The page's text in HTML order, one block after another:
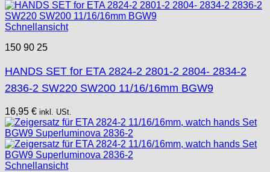
Schnellansicht
150 90 25
HANDS SET for ETA 2824-2 2801-2 2804- 2834-2
2836-2 SW220 SW200 11/16/16mm BGW9
16,95 € inkl. USt.
Schnellansicht